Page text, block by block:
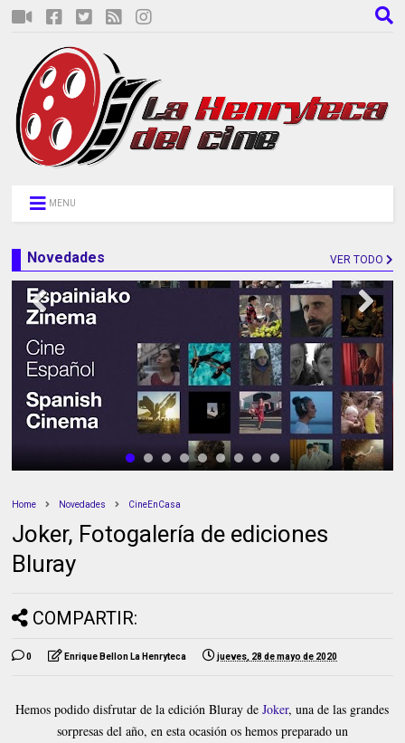
MENU
Novedades VER TODO
Home Novedades CineEnCasa
Joker, Fotogalería de ediciones
Bluray
COMPARTIR:
0 Enrique Bellon La Henryteca jueves, 28 de mayo de 2020
Hemos podido disfrutar de la edición Bluray deJoker, una de las grandes
sorpresas del año, en esta ocasión os hemos preparado un